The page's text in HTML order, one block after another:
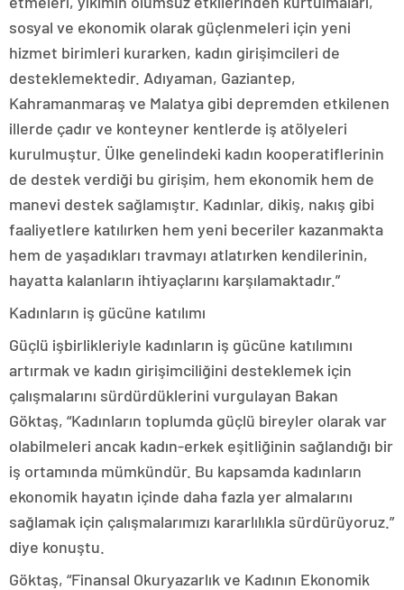
sosyal ve ekonomik olarak güçlenmeleri için yeni
hizmet birimleri kurarken, kadın girişimcileri de
desteklemektedir. Adıyaman, Gaziantep,
Kahramanmaraş ve Malatya gibi depremden etkilenen
illerde çadır ve konteyner kentlerde iş atölyeleri
kurulmuştur. Ülke genelindeki kadın kooperatiflerinin
de destek verdiği bu girişim, hem ekonomik hem de
manevi destek sağlamıştır. Kadınlar, dikiş, nakış gibi
faaliyetlere katılırken hem yeni beceriler kazanmakta
hem de yaşadıkları travmayı atlatırken kendilerinin,
hayatta kalanların ihtiyaçlarını karşılamaktadır.”
Kadınların iş gücüne katılımı
Güçlü işbirlikleriyle kadınların iş gücüne katılımını
artırmak ve kadın girişimciliğini desteklemek için
çalışmalarını sürdürdüklerini vurgulayan Bakan
Göktaş, “Kadınların toplumda güçlü bireyler olarak var
olabilmeleri ancak kadın-erkek eşitliğinin sağlandığı bir
iş ortamında mümkündür. Bu kapsamda kadınların
ekonomik hayatın içinde daha fazla yer almalarını
sağlamak için çalışmalarımızı kararlılıkla sürdürüyoruz.”
diye konuştu.
Göktaş, “Finansal Okuryazarlık ve Kadının Ekonomik